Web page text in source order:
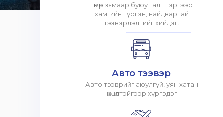
Төмөр замаар буюу галт тэргээр
хамгийн түргэн, найдвартай
тээвэрлэлтийг хийдэг.
Авто тээвэр
Авто тээврийг аюулгүй, уян хатан
нөхцөлтэйгээр хүргэдэг.